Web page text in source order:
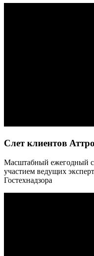
Слет клиентов
Масштабный ежегодный
участием ведущих
Гостехнадзора